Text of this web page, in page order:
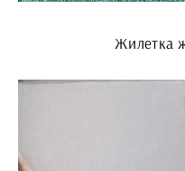
Жилетка